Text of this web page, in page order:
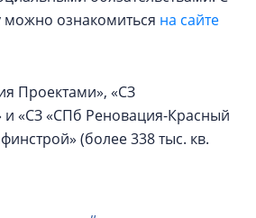
можно ознакомиться на сайте
Проектами», «СЗ
и «СЗ «СПб Реновация-Красный
(более 338 тыс. кв.